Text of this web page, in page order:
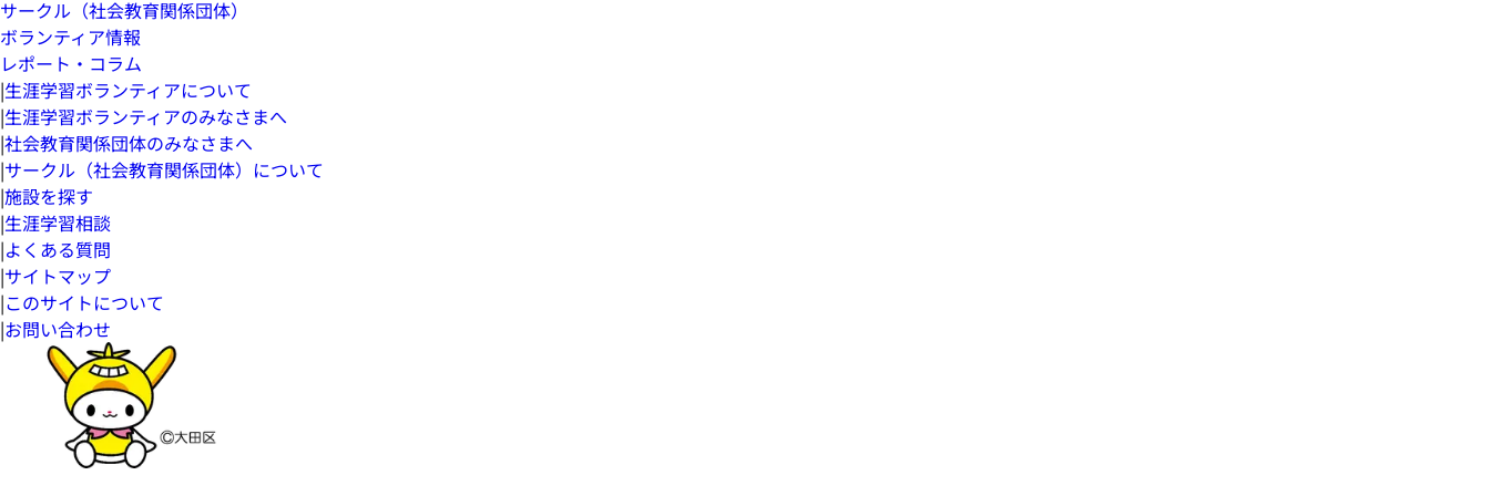
サークル（社会教育関係団体）
ボランティア情報
レポート・コラム
|生涯学習ボランティアについて
|生涯学習ボランティアのみなさまへ
|社会教育関係団体のみなさまへ
|サークル（社会教育関係団体）について
|施設を探す
|生涯学習相談
|よくある質問
|サイトマップ
|このサイトについて
|お問い合わせ